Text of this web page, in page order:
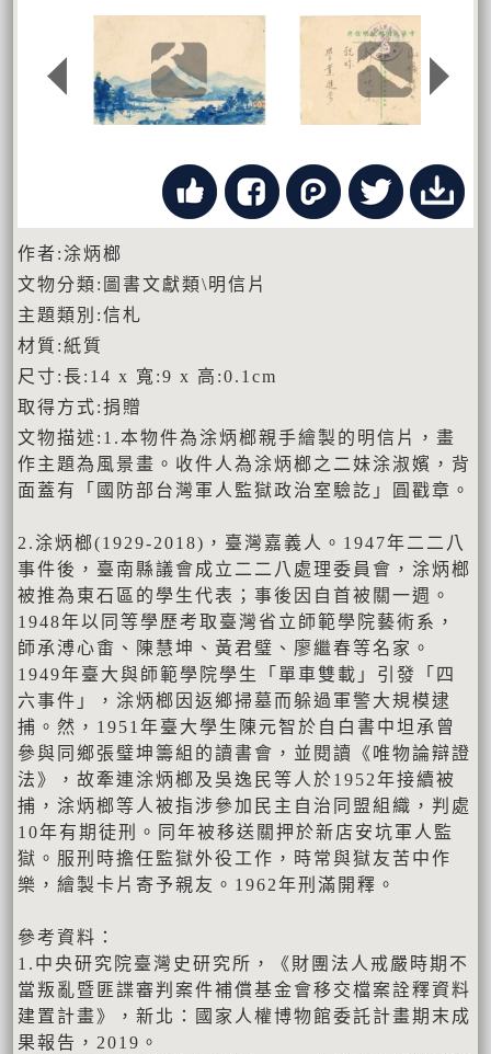
作者:涂炳榔
文物分類:圖書文獻類\明信片
主題類別:信札
材質:紙質
尺寸:長:14 x 寬:9 x 高:0.1cm
取得方式:捐贈
文物描述:1.本物件為涂炳榔親手繪製的明信片，畫
作主題為風景畫。收件人為涂炳榔之二妹涂淑嬪，背
面蓋有「國防部台灣軍人監獄政治室驗訖」圓戳章。
2.涂炳榔(1929-2018)，臺灣嘉義人。1947年二二八
事件後，臺南縣議會成立二二八處理委員會，涂炳榔
被推為東石區的學生代表；事後因自首被關一週。
1948年以同等學歷考取臺灣省立師範學院藝術系，
師承溥心畬、陳慧坤、黃君璧、廖繼春等名家。
1949年臺大與師範學院學生「單車雙載」引發「四
六事件」，涂炳榔因返鄉掃墓而躲過軍警大規模逮
捕。然，1951年臺大學生陳元智於自白書中坦承曾
參與同鄉張璧坤籌組的讀書會，並閱讀《唯物論辯證
法》，故牽連涂炳榔及吳逸民等人於1952年接續被
捕，涂炳榔等人被指涉參加民主自治同盟組織，判處
10年有期徒刑。同年被移送關押於新店安坑軍人監
獄。服刑時擔任監獄外役工作，時常與獄友苦中作
樂，繪製卡片寄予親友。1962年刑滿開釋。
參考資料：
1.中央研究院臺灣史研究所，《財團法人戒嚴時期不
當叛亂暨匪諜審判案件補償基金會移交檔案詮釋資料
建置計畫》，新北：國家人權博物館委託計畫期末成
果報告，2019。